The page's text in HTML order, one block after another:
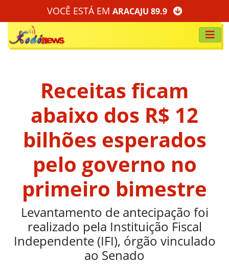
VOCÊ ESTÁ EM ARACAJU 89.9
Receitas ficam
abaixo dos R$ 12
bilhões esperados
pelo governo no
primeiro bimestre
Levantamento de antecipação foi
realizado pela Instituição Fiscal
Independente (IFI), órgão vinculado
ao Senado